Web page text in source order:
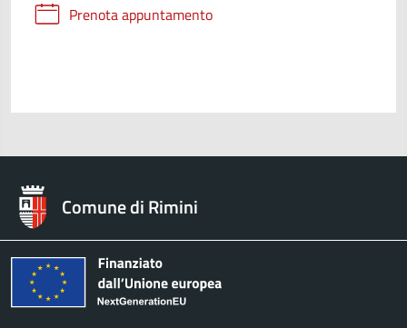
Prenota appuntamento
Comune di Rimini